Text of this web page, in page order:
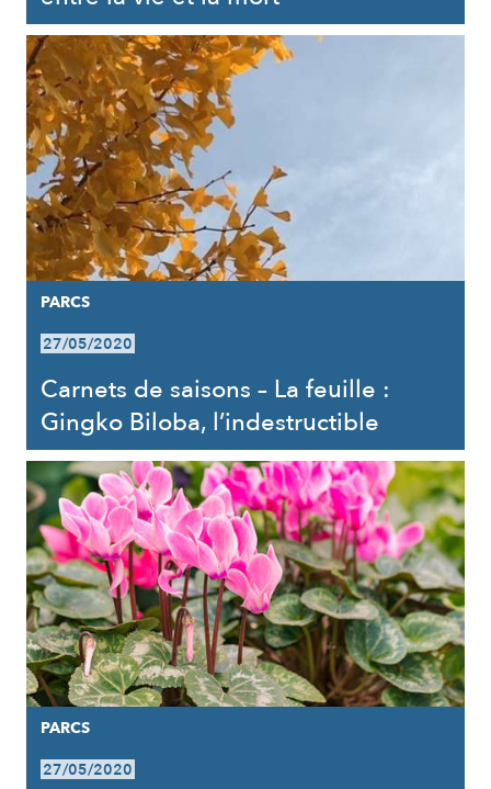
PARCS
27/05/2020
Carnets de saisons – La feuille :
Gingko Biloba, l’indestructible
PARCS
27/05/2020